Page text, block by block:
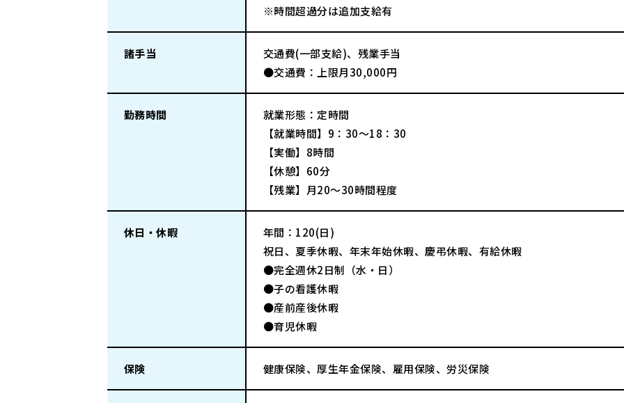
※時間超過分は追加支給有
諸手当
交通費(一部支給)、残業手当
●交通費：上限月30,000円
勤務時間
就業形態：定時間
【就業時間】9：30～18：30
【実働】8時間
【休憩】60分
【残業】月20～30時間程度
休日・休暇
年間：120(日)
祝日、夏季休暇、年末年始休暇、慶弔休暇、有給休暇
●完全週休2日制（水・日）
●子の看護休暇
●産前産後休暇
●育児休暇
保険 健康保険、厚生年金保険、雇用保険、労災保険